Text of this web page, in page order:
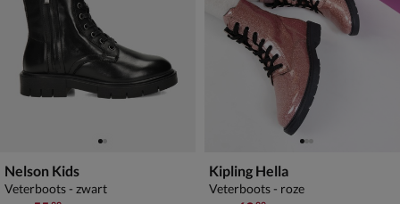
Nelson Kids
Veterboots - zwart
Kipling Hella
Veterboots - roze